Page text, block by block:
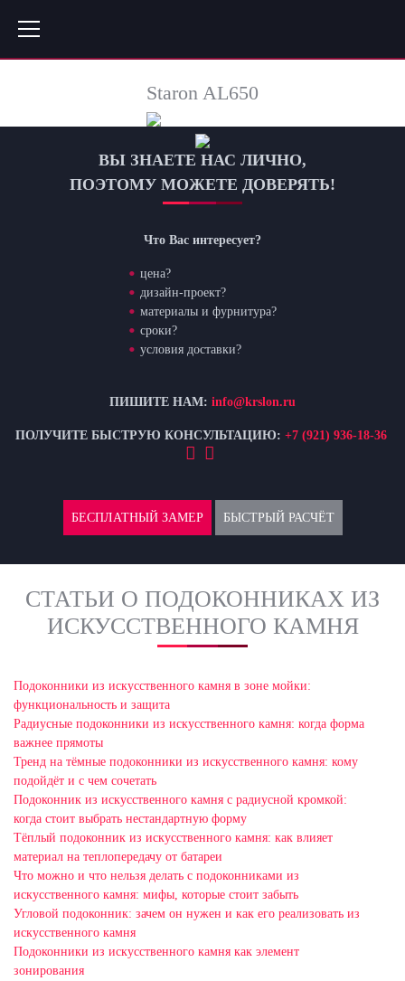
Staron AL650
ВЫ ЗНАЕТЕ НАС ЛИЧНО,
ПОЭТОМУ МОЖЕТЕ ДОВЕРЯТЬ!
Что Вас интересует?
цена?
дизайн-проект?
материалы и фурнитура?
сроки?
условия доставки?
ПИШИТЕ НАМ: info@krslon.ru
ПОЛУЧИТЕ БЫСТРУЮ КОНСУЛЬТАЦИЮ: +7 (921) 936-18-36
БЕСПЛАТНЫЙ ЗАМЕР БЫСТРЫЙ РАСЧЁТ
СТАТЬИ О ПОДОКОННИКАХ ИЗ
ИСКУССТВЕННОГО КАМНЯ
Подоконники из искусственного камня в зоне мойки:
функциональность и защита
Радиусные подоконники из искусственного камня: когда форма
важнее прямоты
Тренд на тёмные подоконники из искусственного камня: кому
подойдёт и с чем сочетать
Подоконник из искусственного камня с радиусной кромкой:
когда стоит выбрать нестандартную форму
Тёплый подоконник из искусственного камня: как влияет
материал на теплопередачу от батареи
Что можно и что нельзя делать с подоконниками из
искусственного камня: мифы, которые стоит забыть
Угловой подоконник: зачем он нужен и как его реализовать из
искусственного камня
Подоконники из искусственного камня как элемент
зонирования